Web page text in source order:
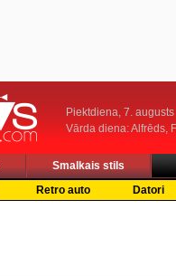
Piektdiena, 7. augusts
Vārda diena: Alfrēds,
Smalkais stils
Retro auto Datori